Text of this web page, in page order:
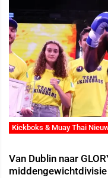
Kickboks & Muay Thai
Van Dublin naar